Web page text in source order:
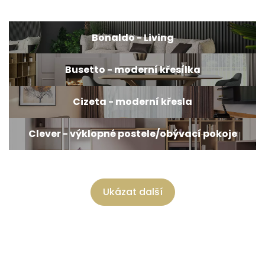
Bonaldo - Living
Busetto - moderní křesílka
Cizeta - moderní křesla
Clever - výklopné postele/obývací pokoje
Ukázat další